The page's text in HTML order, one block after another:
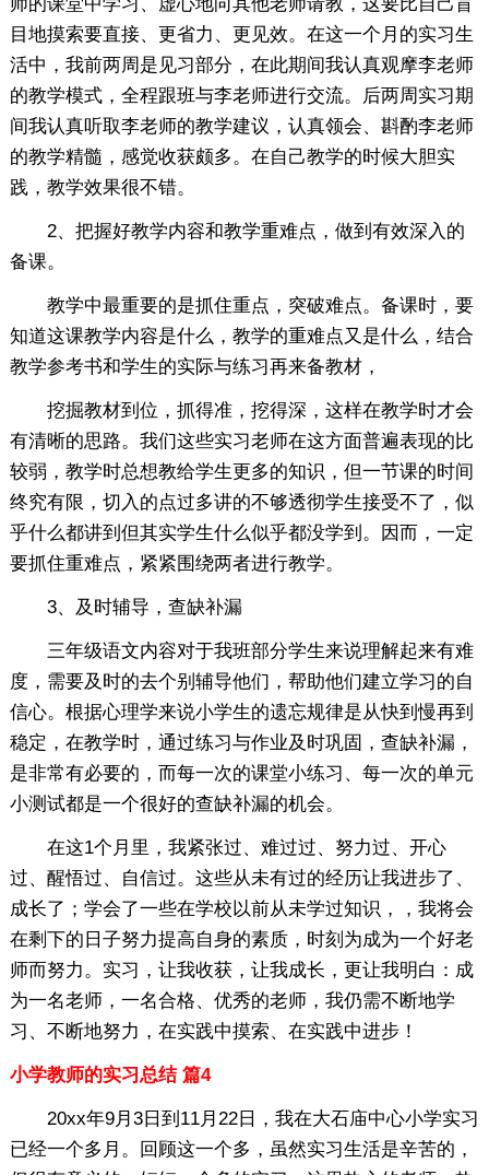
目地摸索要直接、更省力、更见效。在这一个月的实习生
活中，我前两周是见习部分，在此期间我认真观摩李老师
的教学模式，全程跟班与李老师进行交流。后两周实习期
间我认真听取李老师的教学建议，认真领会、斟酌李老师
的教学精髓，感觉收获颇多。在自己教学的时候大胆实
践，教学效果很不错。
2、把握好教学内容和教学重难点，做到有效深入的
备课。
教学中最重要的是抓住重点，突破难点。备课时，要
知道这课教学内容是什么，教学的重难点又是什么，结合
教学参考书和学生的实际与练习再来备教材，
挖掘教材到位，抓得准，挖得深，这样在教学时才会
有清晰的思路。我们这些实习老师在这方面普遍表现的比
较弱，教学时总想教给学生更多的知识，但一节课的时间
终究有限，切入的点过多讲的不够透彻学生接受不了，似
乎什么都讲到但其实学生什么似乎都没学到。因而，一定
要抓住重难点，紧紧围绕两者进行教学。
3、及时辅导，查缺补漏
三年级语文内容对于我班部分学生来说理解起来有难
度，需要及时的去个别辅导他们，帮助他们建立学习的自
信心。根据心理学来说小学生的遗忘规律是从快到慢再到
稳定，在教学时，通过练习与作业及时巩固，查缺补漏，
是非常有必要的，而每一次的课堂小练习、每一次的单元
小测试都是一个很好的查缺补漏的机会。
在这1个月里，我紧张过、难过过、努力过、开心
过、醒悟过、自信过。这些从未有过的经历让我进步了、
成长了；学会了一些在学校以前从未学过知识，，我将会
在剩下的日子努力提高自身的素质，时刻为成为一个好老
师而努力。实习，让我收获，让我成长，更让我明白：成
为一名老师，一名合格、优秀的老师，我仍需不断地学
习、不断地努力，在实践中摸索、在实践中进步！
小学教师的实习总结 篇4
20xx年9月3日到11月22日，我在大石庙中心小学实习
已经一个多月。回顾这一个多，虽然实习生活是辛苦的，